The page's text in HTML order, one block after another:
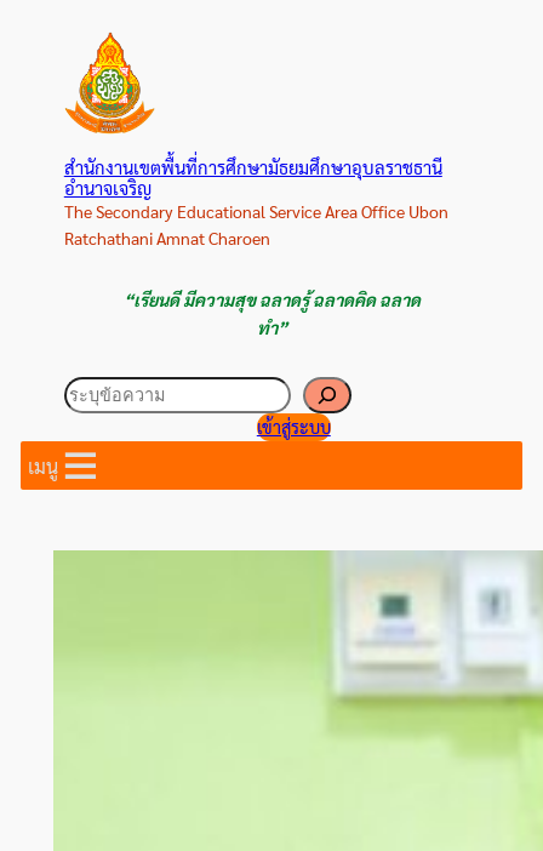
สำนักงานเขตพื้นที่การศึกษามัธยมศึกษาอุบลราชธานี
อำนาจเจริญ
The Secondary Educational Service Area Office Ubon
Ratchathani Amnat Charoen
“เรียนดี มีความสุข ฉลาดรู้ ฉลาดคิด ฉลาด
ทำ”
ค้นหา
เข้าสู่ระบบ
เมนู